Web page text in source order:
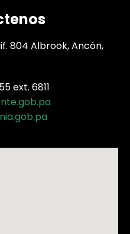
804 Albrook, Ancón,
ext. 6811